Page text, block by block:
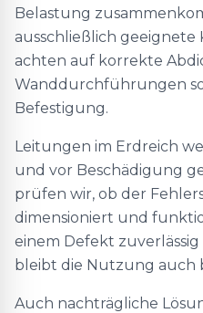
Belastung
ausschließlich
achten auf korrekte
Wanddurchführungen
Befestigung.
Leitungen im Erdreich
und vor Beschädigung
prüfen wir, ob der
dimensioniert und
einem Defekt
bleibt die Nutzung auch
Auch nachträgliche